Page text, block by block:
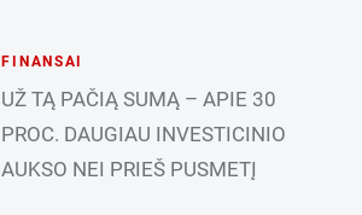
FINANSAI
UŽ TĄ PAČIĄ SUMĄ – APIE 30
PROC. DAUGIAU INVESTICINIO
AUKSO NEI PRIEŠ PUSMETĮ